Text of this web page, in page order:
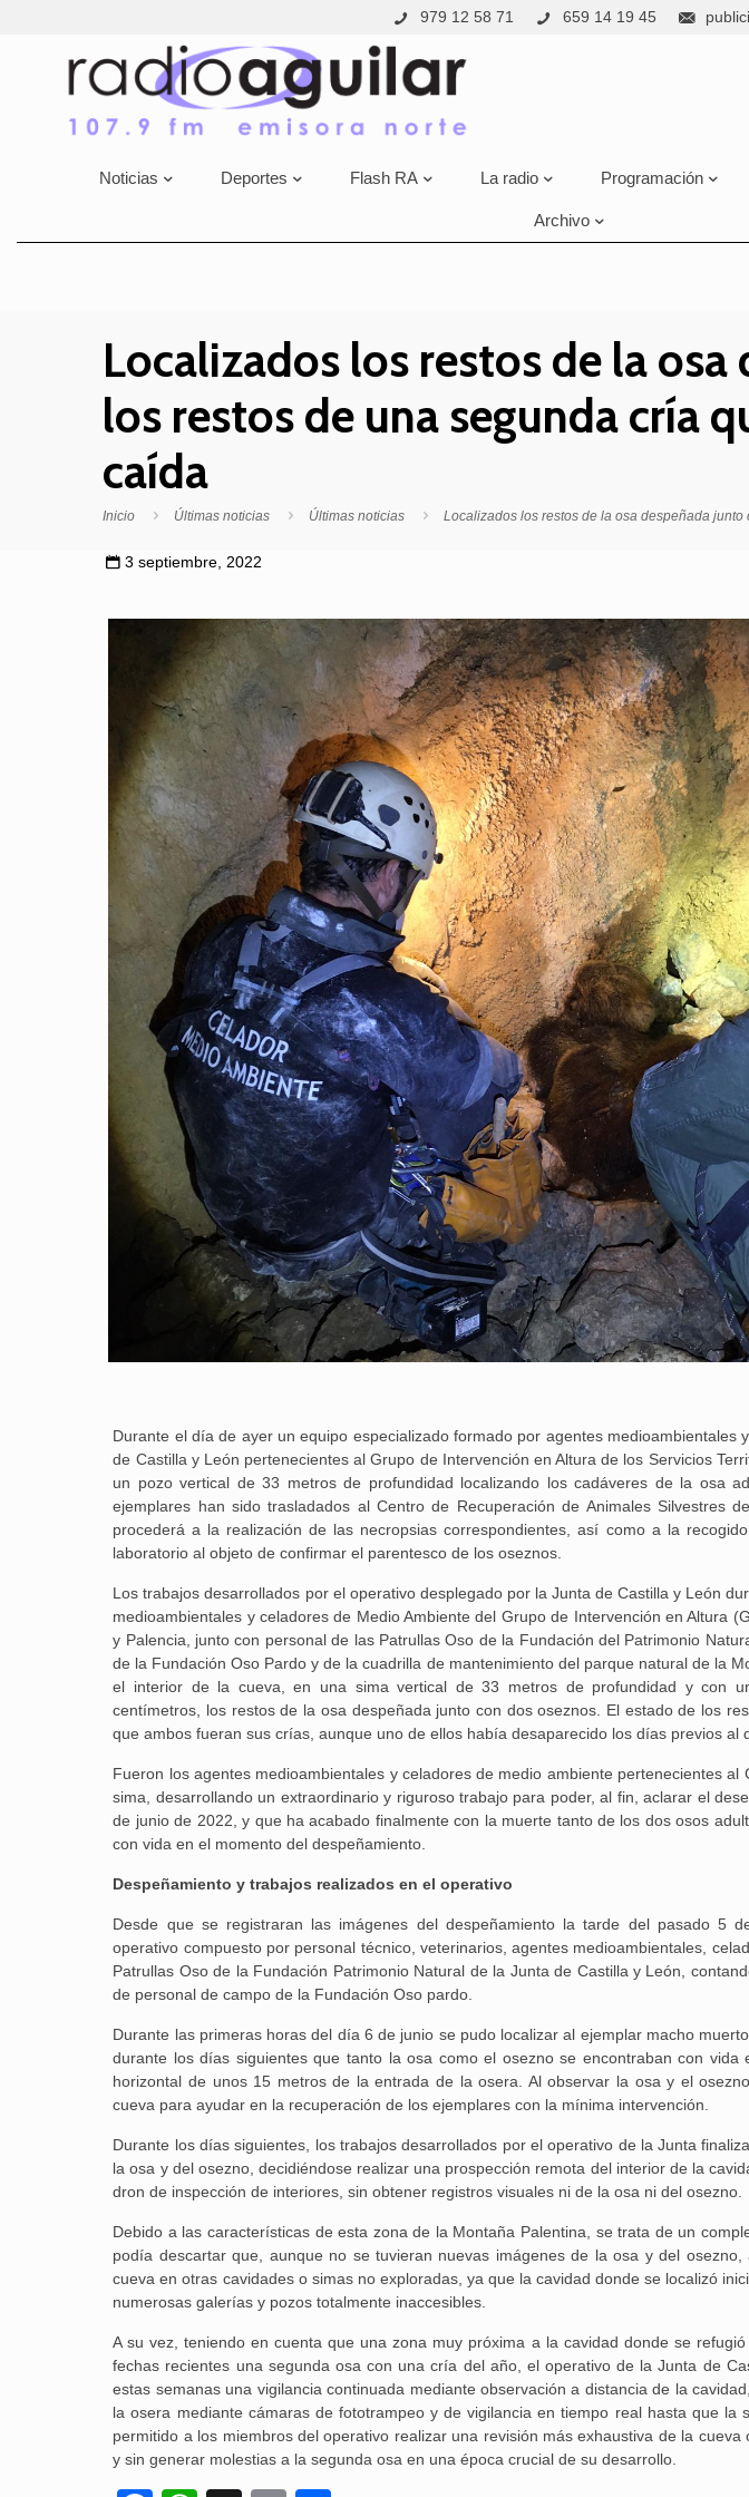
979 12 58 71 659 14 19 45
Noticias Deportes Flash RA La radio Programación
Archivo
Localizados los restos de la
los restos de una segunda cría
caída
Inicio Últimas noticias Últimas noticias Localizados los restos de la osa despeñada
3 septiembre, 2022
Durante el día de ayer un equipo especializado formado por agentes medioambientales
de Castilla y León pertenecientes al Grupo de Intervención en Altura de los Servicios
un pozo vertical de 33 metros de profundidad localizando los cadáveres de la osa
ejemplares han sido trasladados al Centro de Recuperación de Animales Silvestres
procederá a la realización de las necropsias correspondientes, así como a la
laboratorio al objeto de confirmar el parentesco de los oseznos.
Los trabajos desarrollados por el operativo desplegado por la Junta de Castilla y León
medioambientales y celadores de Medio Ambiente del Grupo de Intervención en Altura
y Palencia, junto con personal de las Patrullas Oso de la Fundación del Patrimonio
de la Fundación Oso Pardo y de la cuadrilla de mantenimiento del parque natural de la
el interior de la cueva, en una sima vertical de 33 metros de profundidad y con
centímetros, los restos de la osa despeñada junto con dos oseznos. El estado de los
que ambos fueran sus crías, aunque uno de ellos había desaparecido los días previos al
Fueron los agentes medioambientales y celadores de medio ambiente pertenecientes al
sima, desarrollando un extraordinario y riguroso trabajo para poder, al fin, aclarar el
de junio de 2022, y que ha acabado finalmente con la muerte tanto de los dos osos
con vida en el momento del despeñamiento.
Despeñamiento y trabajos realizados en el operativo
Desde que se registraran las imágenes del despeñamiento la tarde del pasado 5
operativo compuesto por personal técnico, veterinarios, agentes medioambientales,
Patrullas Oso de la Fundación Patrimonio Natural de la Junta de Castilla y León,
de personal de campo de la Fundación Oso pardo.
Durante las primeras horas del día 6 de junio se pudo localizar al ejemplar macho
durante los días siguientes que tanto la osa como el osezno se encontraban con
horizontal de unos 15 metros de la entrada de la osera. Al observar la osa y el
cueva para ayudar en la recuperación de los ejemplares con la mínima intervención.
Durante los días siguientes, los trabajos desarrollados por el operativo de la Junta
la osa y del osezno, decidiéndose realizar una prospección remota del interior de la
dron de inspección de interiores, sin obtener registros visuales ni de la osa ni del osezno.
Debido a las características de esta zona de la Montaña Palentina, se trata de un
podía descartar que, aunque no se tuvieran nuevas imágenes de la osa y del
cueva en otras cavidades o simas no exploradas, ya que la cavidad donde se localizó
numerosas galerías y pozos totalmente inaccesibles.
A su vez, teniendo en cuenta que una zona muy próxima a la cavidad donde se
fechas recientes una segunda osa con una cría del año, el operativo de la Junta de
estas semanas una vigilancia continuada mediante observación a distancia de la
la osera mediante cámaras de fototrampeo y de vigilancia en tiempo real hasta que la
permitido a los miembros del operativo realizar una revisión más exhaustiva de la
y sin generar molestias a la segunda osa en una época crucial de su desarrollo.